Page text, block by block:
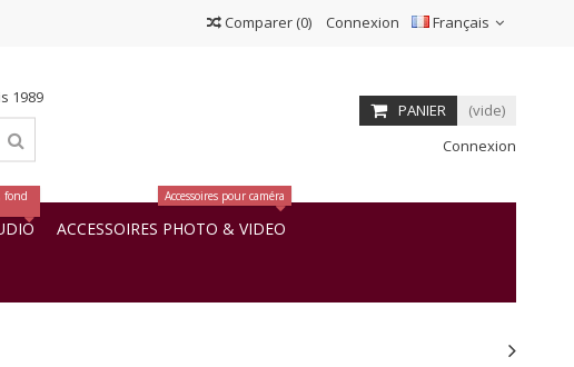
Français
Connexion
Comparer (0)
1989
PANIER
(vide)
Connexion
fond
ACCESSOIRES PHOTO & VIDEO
Accessoires pour caméra